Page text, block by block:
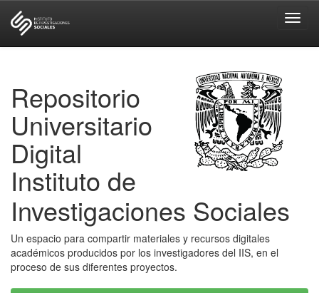
Repositorio
Universitario
Digital
Instituto de
Investigaciones Sociales
Un espacio para compartir materiales y recursos digitales
académicos producidos por los investigadores del IIS, en el
proceso de sus diferentes proyectos.